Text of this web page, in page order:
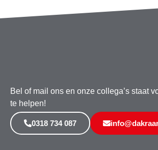
Bel of mail ons en onze collega’s staat
te helpen!
0318 734 087